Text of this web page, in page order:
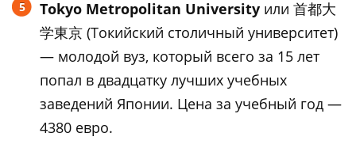
Tokyo Metropolitan University или 首都大
学東京 (Токийский столичный университет)
— молодой вуз, который всего за 15 лет
попал в двадцатку лучших учебных
заведений Японии. Цена за учебный год —
4380 евро.